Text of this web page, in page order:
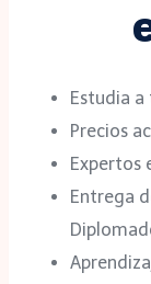
Estudia
Precios
Expertos
Entrega